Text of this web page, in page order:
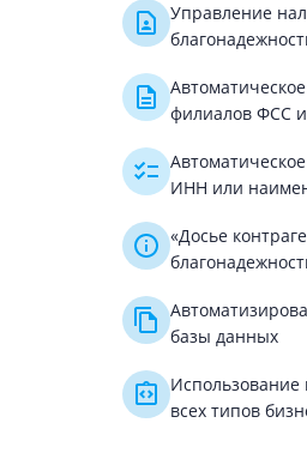
Управление
филиалов ФСС
ИНН или
«Досье
базы данных
Использование
всех типов